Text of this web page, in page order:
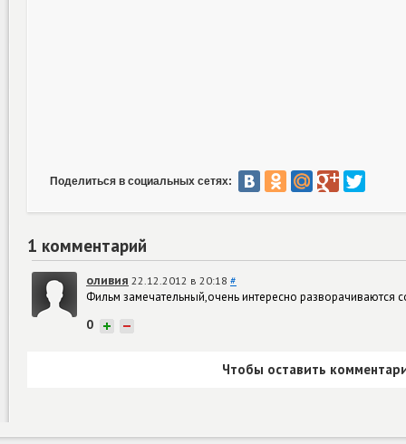
Поделиться в социальных сетях:
1 комментарий
оливия 22.12.2012 в 20:18 #
Фильм замечательный,очень интересно разворачиваются
0 + −
Чтобы оставить